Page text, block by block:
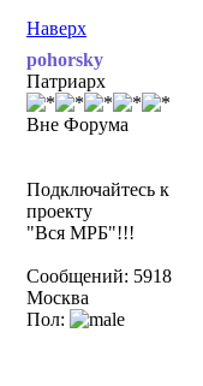
Наверх
pohorsky
Патриарх
Вне Форума
Подключайтесь к
проекту
"Вся МРБ"!!!
Сообщений: 5918
Москва
Пол: